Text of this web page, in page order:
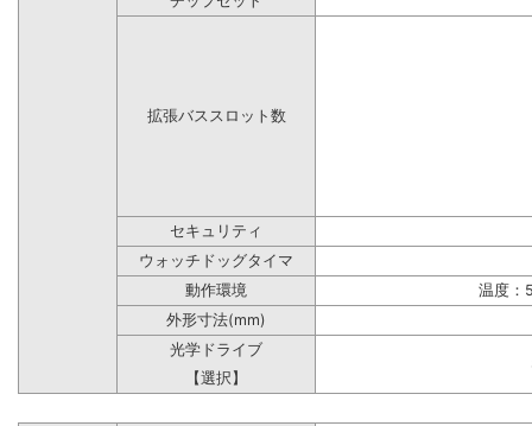
拡張バススロット数
セキュリティ
ウォッチドッグタイマ
動作環境
温度：
外形寸法(mm)
光学ドライブ
【選択】